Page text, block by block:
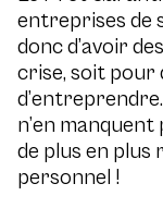
entreprises de
donc d’avoir
crise, soit pour
n’en
de plus en plus
personnel !